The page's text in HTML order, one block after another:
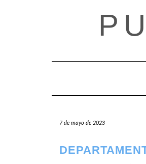
7 de mayo de 2023